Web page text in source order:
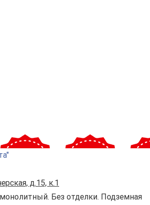
д.15, к.1
Без отделки. Подземная